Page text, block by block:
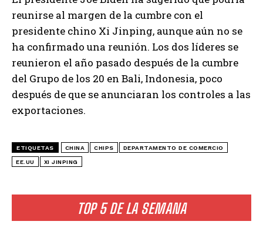
TOP 5 DE LA SEMANA
reunirse al margen de la cumbre con el
presidente chino Xi Jinping, aunque aún no se
ha confirmado una reunión. Los dos líderes se
reunieron el año pasado después de la cumbre
del Grupo de los 20 en Bali, Indonesia, poco
después de que se anunciaran los controles a las
exportaciones.
ETIQUETAS CHINA CHIPS DEPARTAMENTO DE COMERCIO
EE.UU XI JINPING